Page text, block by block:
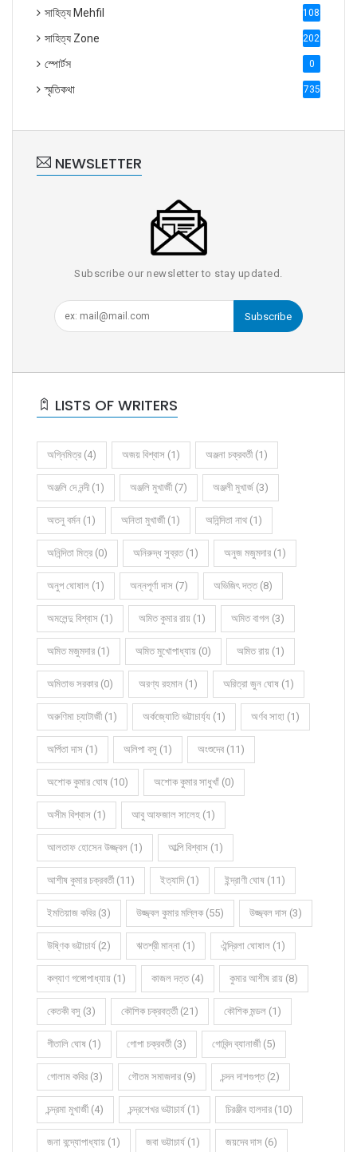
সাহিত্য Mehfil 1088
সাহিত্য Zone 2028
স্পোর্টস 0
স্মৃতিকথা 735
NEWSLETTER
Subscribe our newsletter to stay updated.
Subscribe
LISTS OF WRITERS
অগ্নিমিত্র (4) অজয় বিশ্বাস (1) অঞ্জনা চক্রবর্তী (1)
অঞ্জলি দে নন্দী (1) অঞ্জলি মুখার্জী (7) অঞ্জলী মুখার্জ (3)
অতনু বর্মন (1) অনিতা মুখার্জী (1) অনিন্দিতা নাথ (1)
অনিন্দিতা মিত্র (0) অনিরুদ্ধ সুব্রত (1) অনুজ মজুমদার (1)
অনুপ ঘোষাল (1) অন্নপূর্ণা দাস (7) অভিজিৎ দত্ত (8)
অমলেন্দু বিশ্বাস (1) অমিত কুমার রায় (1) অমিত বাগল (3)
অমিত মজুমদার (1) অমিত মুখোপাধ্যায় (0) অমিত রায় (1)
অমিতাভ সরকার (0) অরণ্য রহমান (1) অরিত্রা জুন ঘোষ (1)
অরুণিমা চ্যাটার্জী (1) অর্কজ্যোতি ভট্টাচার্য্য (1) অর্ণব সাহা (1)
অর্পিতা দাস (1) অলিপা বসু (1) অংশুদেব (11)
অশোক কুমার ঘোষ (10) অশোক কুমার সাধুখাঁ (0)
অসীম বিশ্বাস (1) আবু আফজাল সালেহ (1)
আলতাফ হোসেন উজ্জ্বল (1) আল্পি বিশ্বাস (1)
আশীষ কুমার চক্রবর্তী (11) ইত্যাদি (1) ইন্দ্রাণী ঘোষ (11)
ইমতিয়াজ কবির (3) উজ্জ্বল কুমার মল্লিক (55) উজ্জ্বল দাস (3)
উষ্ণিক ভট্টাচার্য (2) ঋতশ্রী মান্না (1) ঐন্দ্রিলা ঘোষাল (1)
কল্যাণ গঙ্গোপাধ্যায় (1) কাজল দত্ত (4) কুমার আশীষ রায় (8)
কেতকী বসু (3) কৌশিক চক্রবর্ত্তী (21) কৌশিক মন্ডল (1)
গীতালি ঘোষ (1) গোপা চক্রবর্তী (3) গোবিন্দ ব্যানার্জী (5)
গোলাম কবির (3) গৌতম সমাজদার (9) চন্দন দাশগুপ্ত (2)
চন্দ্রমা মুখার্জী (4) চন্দ্রশেখর ভট্টাচার্য (1) চিরঞ্জীব হালদার (10)
জনা বন্দ্যোপাধ্যায় (1) জবা ভট্টাচার্য (1) জয়দেব দাস (6)